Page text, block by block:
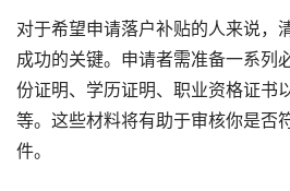
对于希望申请落户补贴的人来说，
成功的关键。申请者需准备一系列
份证明、学历证明、职业资格证书
等。这些材料将有助于审核你是否
件。